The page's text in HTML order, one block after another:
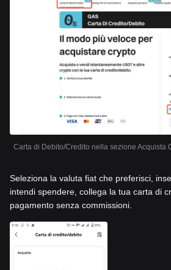
Carta di Debito/Credito nella sezione Acquista
Seleziona la valuta fiat che preferisci,
intendi spendere, collega la tua carta di
pagamento senza commissioni.